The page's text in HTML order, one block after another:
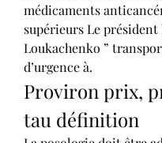
médicaments
supérieurs Le
Loukachenko ”
d’urgence à.
Proviron prix,
tau définition